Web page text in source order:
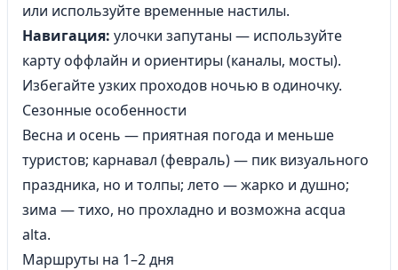
или используйте временные настилы.
Навигация: улочки запутаны — используйте
карту оффлайн и ориентиры (каналы, мосты).
Избегайте узких проходов ночью в одиночку.
Сезонные особенности
Весна и осень — приятная погода и меньше
туристов; карнавал (февраль) — пик визуального
праздника, но и толпы; лето — жарко и душно;
зима — тихо, но прохладно и возможна acqua
alta.
Маршруты на 1–2 дня